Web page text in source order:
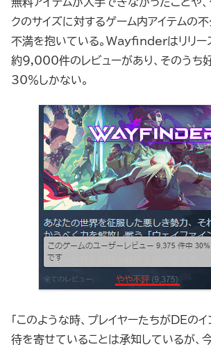
クのサイズに対するゲーム内アイテムの
不満を抱いている。Wayfinderはリリ
約9,000件のレビューがあり、そのうち
30％しかない。
「このような時、プレイヤーたちがDEの
待を寄せていることは承知しているが、